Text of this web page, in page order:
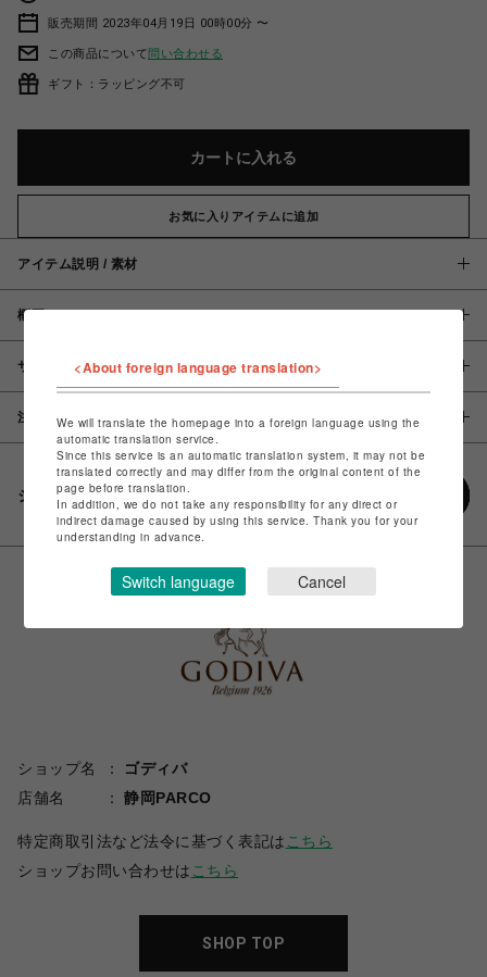
販売期間 2023年04月19日 00時00分 〜
この商品について問い合わせる
ギフト：ラッピング不可
カートに入れる
お気に入りアイテムに追加
アイテム説明 / 素材
概要
サイズ
注意事項
シェアする
ショップ名
ゴディバ
店舗名
静岡PARCO
特定商取引法など法令に基づく表記は こちら
ショップお問い合わせは こちら
SHOP TOP
<About foreign language translation>
We will translate the homepage into a foreign language using the
automatic translation service.
Since this service is an automatic translation system, it may not be
translated correctly and may differ from the original content of the
page before translation.
In addition, we do not take any responsibility for any direct or
indirect damage caused by using this service. Thank you for your
understanding in advance.
Switch language Cancel